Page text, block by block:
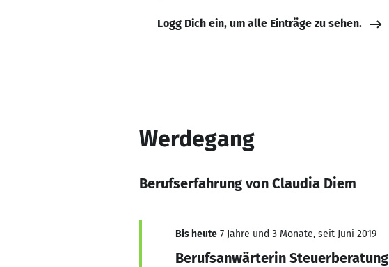
Logg Dich ein, um alle Einträge zu sehen.
Werdegang
Berufserfahrung von Claudia Diem
Bis heute 7 Jahre und 3 Monate, seit Juni 2019
Berufsanwärterin Steuerberatung